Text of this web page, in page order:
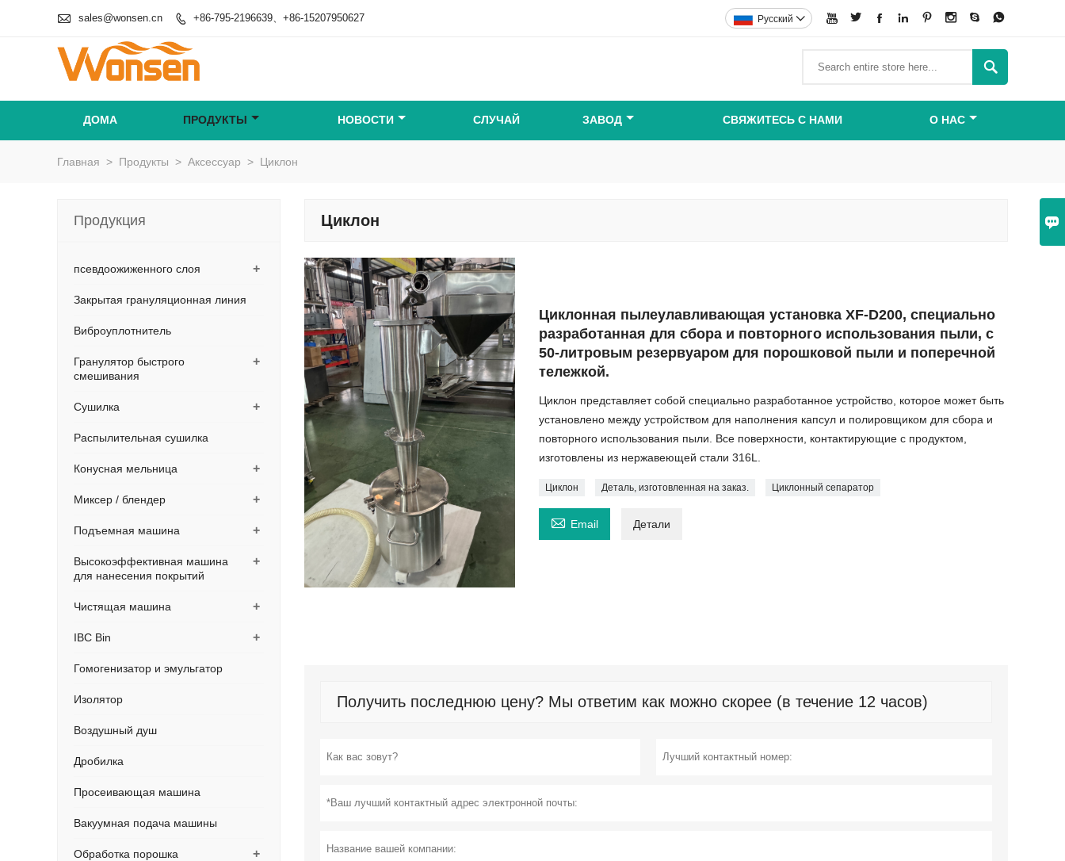

 sales@wonsen.cn  +86-795-2196639、+86-15207950627        
Pусский 

ДОМА ПРОДУКТЫ НОВОСТИ СЛУЧАЙ ЗАВОД СВЯЖИТЕСЬ С НАМИ О НАС
Главная > Продукты > Аксессуар > Циклон
Циклон
Циклонная пылеулавливающая установка XF-D200, специально
разработанная для сбора и повторного использования пыли, с
50-литровым резервуаром для порошковой пыли и поперечной
тележкой.
Циклон представляет собой специально разработанное устройство, которое может быть
установлено между устройством для наполнения капсул и полировщиком для сбора и
повторного использования пыли. Все поверхности, контактирующие с продуктом,
изготовлены из нержавеющей стали 316L.
Циклон Деталь, изготовленная на заказ. Циклонный сепаратор
 Email Детали
Получить последнюю цену? Мы ответим как можно скорее (в течение 12 часов)
Продукция
+
псевдоожиженного слоя
Закрытая грануляционная линия
Виброуплотнитель
+
Гранулятор быстрого
смешивания
+
Сушилка
Распылительная сушилка
+
Конусная мельница
+
Миксер / блендер
+
Подъемная машина
+
Высокоэффективная машина
для нанесения покрытий
+
Чистящая машина
+
IBC Bin
Гомогенизатор и эмульгатор
Изолятор
Воздушный душ
Дробилка
Просеивающая машина
Вакуумная подача машины
+
Обработка порошка